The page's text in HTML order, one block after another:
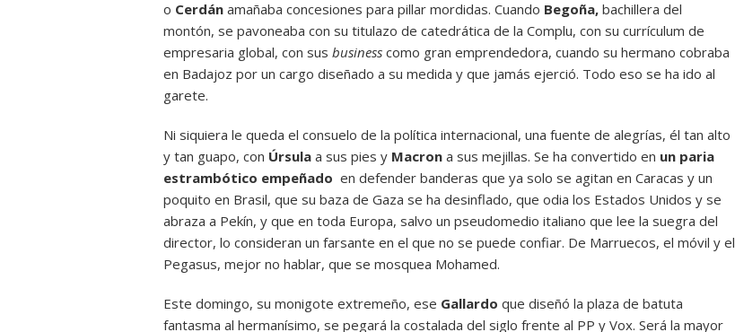
o Cerdán amañaba concesiones para pillar mordidas. Cuando Begoña, bachillera del
montón, se pavoneaba con su titulazo de catedrática de la Complu, con su currículum de
empresaria global, con sus business como gran emprendedora, cuando su hermano cobraba
en Badajoz por un cargo diseñado a su medida y que jamás ejerció. Todo eso se ha ido al
garete.
Ni siquiera le queda el consuelo de la política internacional, una fuente de alegrías, él tan alto
y tan guapo, con Úrsula a sus pies y Macron a sus mejillas. Se ha convertido en un paria
estrambótico empeñado en defender banderas que ya solo se agitan en Caracas y un
poquito en Brasil, que su baza de Gaza se ha desinflado, que odia los Estados Unidos y se
abraza a Pekín, y que en toda Europa, salvo un pseudomedio italiano que lee la suegra del
director, lo consideran un farsante en el que no se puede confiar. De Marruecos, el móvil y el
Pegasus, mejor no hablar, que se mosquea Mohamed.
Este domingo, su monigote extremeño, ese Gallardo que diseñó la plaza de batuta
fantasma al hermanísimo, se pegará la costalada del siglo frente al PP y Vox. Será la mayor